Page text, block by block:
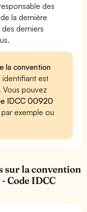
des
la dernière
derniers
la convention
identifiant est
Vous pouvez
IDCC 00920
exemple ou
sur la convention
Code IDCC